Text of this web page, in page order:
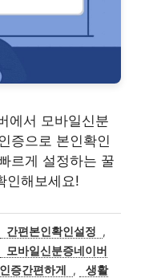
에서 모바일신분
증으로 본인확인
르게 설정하는 꿀
인해보세요!
간편본인확인설정
,
모바일신분증네이버
증간편하게 ,
생활